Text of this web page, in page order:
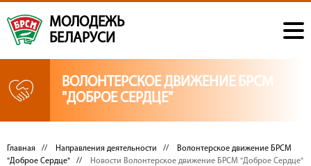
МОЛОДЕЖЬ
БЕЛАРУСИ
ВОЛОНТЕРСКОЕ ДВИЖЕНИЕ БРСМ
"ДОБРОЕ СЕРДЦЕ"
Главная // Направления деятельности //
Волонтерское движение БРСМ
"Доброе Сердце" // Новости Волонтерское движение БРСМ "Доброе Сердце"